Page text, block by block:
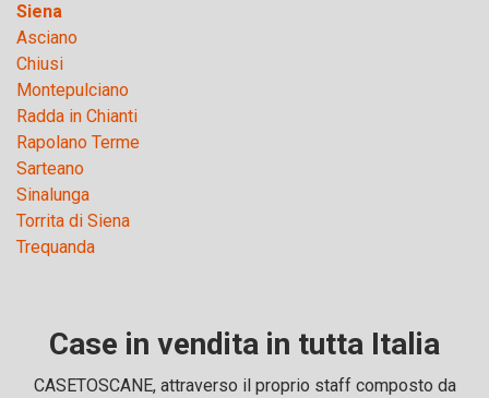
Siena
Asciano
Chiusi
Montepulciano
Radda in Chianti
Rapolano Terme
Sarteano
Sinalunga
Torrita di Siena
Trequanda
Case in vendita in tutta Italia
CASETOSCANE, attraverso il proprio staff composto da